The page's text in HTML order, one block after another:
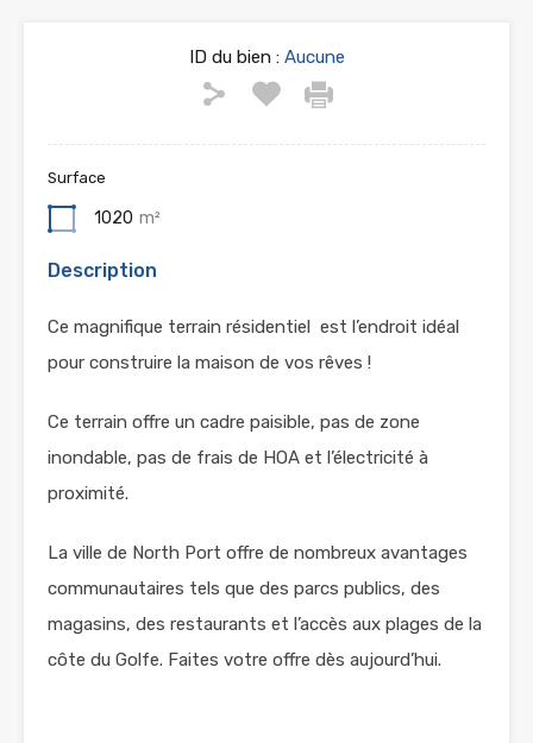
ID du bien :Aucune
Surface
1020 m²
Description
Ce magnifique terrain résidentiel est l’endroit idéal
pour construire la maison de vos rêves !
Ce terrain offre un cadre paisible, pas de zone
inondable, pas de frais de HOA et l’électricité à
proximité.
La ville de North Port offre de nombreux avantages
communautaires tels que des parcs publics, des
magasins, des restaurants et l’accès aux plages de la
côte du Golfe. Faites votre offre dès aujourd’hui.